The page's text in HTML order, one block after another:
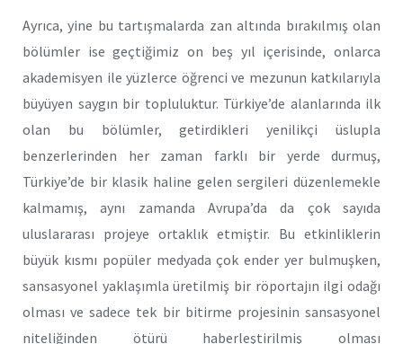
Ayrıca, yine bu tartışmalarda zan altında bırakılmış olan
bölümler ise geçtiğimiz on beş yıl içerisinde, onlarca
akademisyen ile yüzlerce öğrenci ve mezunun katkılarıyla
büyüyen saygın bir topluluktur. Türkiye’de alanlarında ilk
olan bu bölümler, getirdikleri yenilikçi üslupla
benzerlerinden her zaman farklı bir yerde durmuş,
Türkiye’de bir klasik haline gelen sergileri düzenlemekle
kalmamış, aynı zamanda Avrupa’da da çok sayıda
uluslararası projeye ortaklık etmiştir. Bu etkinliklerin
büyük kısmı popüler medyada çok ender yer bulmuşken,
sansasyonel yaklaşımla üretilmiş bir röportajın ilgi odağı
olması ve sadece tek bir bitirme projesinin sansasyonel
niteliğinden ötürü haberleştirilmiş olması